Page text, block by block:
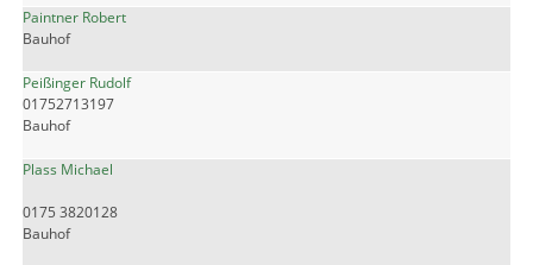
Paintner Robert
Bauhof
Peißinger Rudolf
01752713197
Bauhof
Plass Michael
0175 3820128
Bauhof